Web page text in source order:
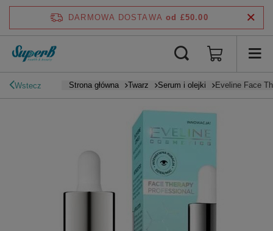
DARMOWA DOSTAWA od £50.00
Wstecz Strona główna Twarz Serum i olejki Eveline Face